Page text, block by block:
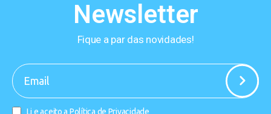
Newsletter
Fique a par das novidades!
Li e aceito a Política de Privacidade
-